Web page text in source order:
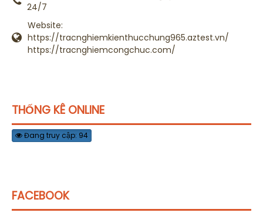
24/7
Website:
https://tracnghiemkienthucchung965.aztest.vn/
https://tracnghiemcongchuc.com/
THỐNG KÊ ONLINE
Đang truy cập: 94
FACEBOOK